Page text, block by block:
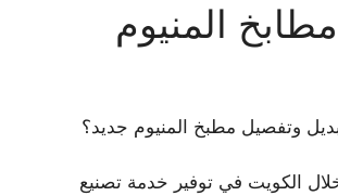
المنيوم
وتفصيل مطبخ المنيوم جديد؟
الكويت في توفير خدمة تصنيع